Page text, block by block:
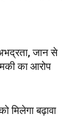
जान से
का आरोप
मिलेगा बढ़ावा